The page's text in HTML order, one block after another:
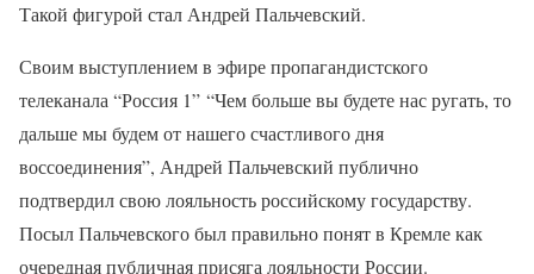
Такой фигурой стал Андрей Пальчевский.
Своим выступлением в эфире пропагандистского
телеканала “Россия 1” “Чем больше вы будете нас ругать, то
дальше мы будем от нашего счастливого дня
воссоединения”, Андрей Пальчевский публично
подтвердил свою лояльность российскому государству.
Посыл Пальчевского был правильно понят в Кремле как
очередная публичная присяга лояльности России.